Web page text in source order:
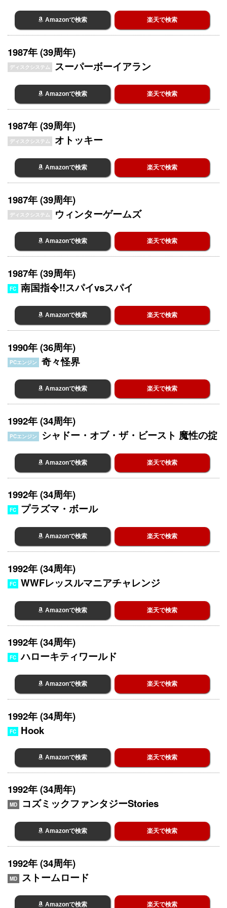
Amazonで検索 楽天で検索
1987年 (39周年)
ディスクシステム スーパーボーイアラン
Amazonで検索 楽天で検索
1987年 (39周年)
ディスクシステム オトッキー
Amazonで検索 楽天で検索
1987年 (39周年)
ディスクシステム ウィンターゲームズ
Amazonで検索 楽天で検索
1987年 (39周年)
FC 南国指令!!スパイvsスパイ
Amazonで検索 楽天で検索
1990年 (36周年)
PCエンジン 奇々怪界
Amazonで検索 楽天で検索
1992年 (34周年)
PCエンジン シャドー・オブ・ザ・ビースト 魔性の掟
Amazonで検索 楽天で検索
1992年 (34周年)
FC プラズマ・ボール
Amazonで検索 楽天で検索
1992年 (34周年)
FC WWFレッスルマニアチャレンジ
Amazonで検索 楽天で検索
1992年 (34周年)
FC ハローキティワールド
Amazonで検索 楽天で検索
1992年 (34周年)
FC Hook
Amazonで検索 楽天で検索
1992年 (34周年)
MD コズミックファンタジーStories
Amazonで検索 楽天で検索
1992年 (34周年)
MD ストームロード
Amazonで検索 楽天で検索